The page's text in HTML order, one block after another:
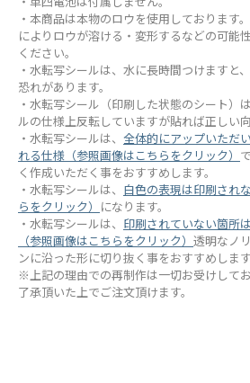
・本商品は本物のロウを使用しております
によりロウが溶ける・変形するなどの可能
ください。
・水転写シールは、水に長時間つけますと
恐れがあります。
・水転写シール（印刷した状態のシート）
ルの仕様上反転していますが貼れば正しい向
・水転写シールは、 全体的にアップいただ
れる仕様（参照画像はこちらをクリック）
く作成いただく事をおすすめします。
・水転写シールは、 白色の表現は印刷され
らをクリック） になります。
・水転写シールは、 印刷されていない箇所
（参照画像はこちらをクリック） 透明なノ
ンに沿った形に切り抜く事をおすすめします
※上記の理由での再制作は一切お受けして
了承頂いた上でご注文頂けます。